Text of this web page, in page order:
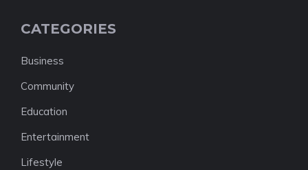
CATEGORIES
Business
Community
Education
Entertainment
Lifestyle